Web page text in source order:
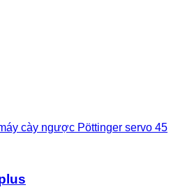
cày ngược Pöttinger servo 45